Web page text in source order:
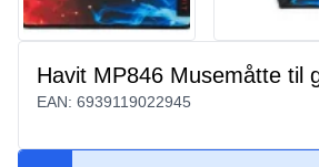
Havit MP846 Musemåtte til
EAN: 6939119022945